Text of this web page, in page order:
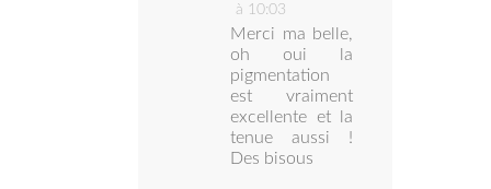
à 10:03
Merci ma belle,
oh oui la
pigmentation
est vraiment
excellente et la
tenue aussi !
Des bisous